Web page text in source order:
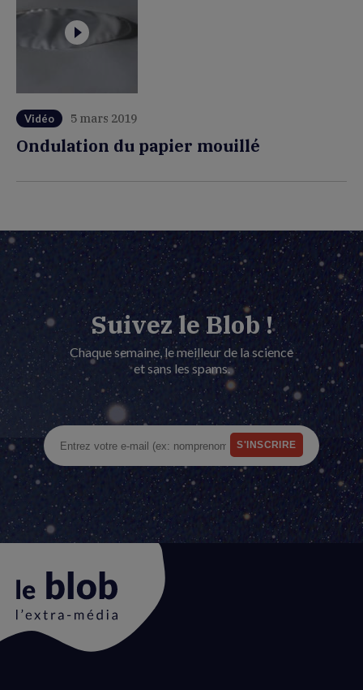
Vidéo 5 mars 2019
Ondulation du papier mouillé
Suivez le Blob !
Chaque semaine, le meilleur de la science
et sans les spams.